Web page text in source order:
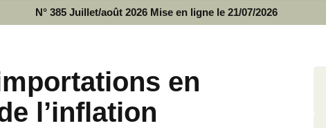
N° 385 Juillet/août 2026 Mise en ligne le 21/07/2026
en
l’inflation